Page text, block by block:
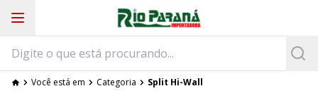
Você está em Categoria Split Hi-Wall